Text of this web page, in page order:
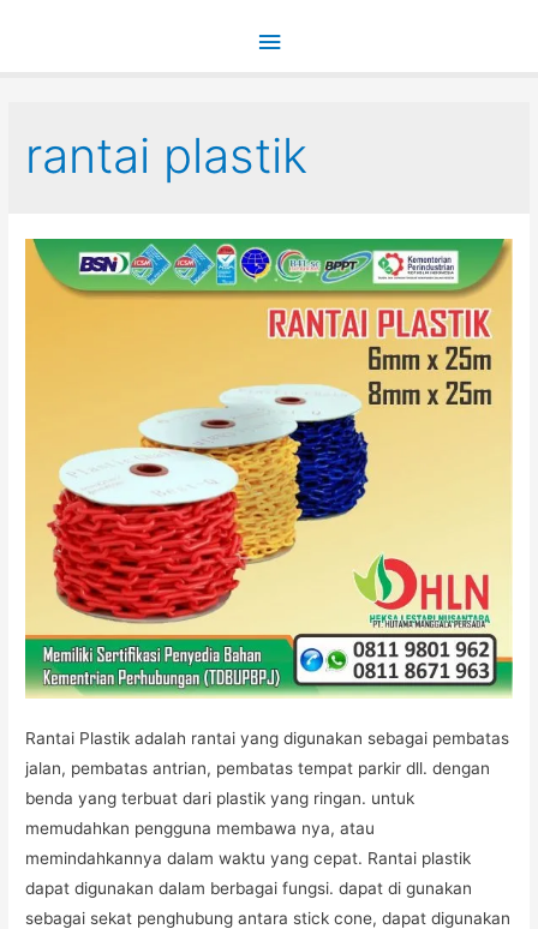
Main
rantai plastik
Rantai Plastik adalah rantai yang digunakan sebagai pembatas
jalan, pembatas antrian, pembatas tempat parkir dll. dengan
benda yang terbuat dari plastik yang ringan. untuk
memudahkan pengguna membawa nya, atau
memindahkannya dalam waktu yang cepat. Rantai plastik
dapat digunakan dalam berbagai fungsi. dapat di gunakan
sebagai sekat penghubung antara stick cone, dapat digunakan